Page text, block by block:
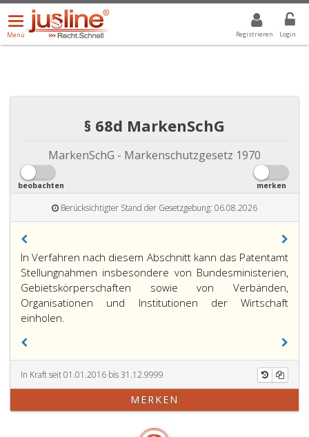
Registrieren Login
Menü
öffnen/schließen
Menü
ALLE DROPDOWN: GEWÄHLTER WERT IST ALLE
§ 68d MarkenSchG
MarkenSchG - Markenschutzgesetz 1970
beobachten merken
Berücksichtigter Stand der Gesetzgebung: 06.08.2026
Paragraph
68
d,
In Verfahren nach diesem Abschnitt kann das Patentamt
Stellungnahmen insbesondere von Bundesministerien,
Gebietskörperschaften sowie von Verbänden,
Organisationen und Institutionen der Wirtschaft
einholen.
In Kraft seit 01.01.2016 bis 31.12.9999
MERKEN